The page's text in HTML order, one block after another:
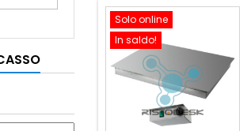
Solo online
In saldo!